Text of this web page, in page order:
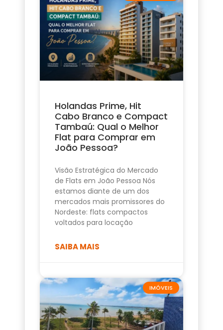
Holandas Prime, Hit
Cabo Branco e Compact
Tambaú: Qual o Melhor
Flat para Comprar em
João Pessoa?
Visão Estratégica do Mercado
de Flats em João Pessoa Nós
estamos diante de um dos
mercados mais promissores do
Nordeste: flats compactos
voltados para locação
SAIBA MAIS
IMÓVEIS